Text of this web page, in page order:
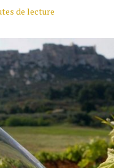
de lecture